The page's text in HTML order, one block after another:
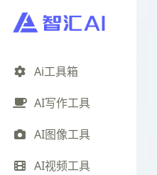
Ai工具箱
AI写作工具
AI图像工具
AI视频工具